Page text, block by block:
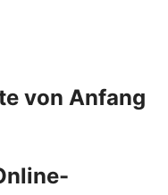
von Anfang